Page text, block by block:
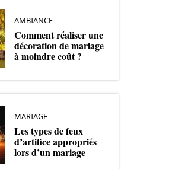
AMBIANCE
Comment réaliser une
décoration de mariage
à moindre coût ?
MARIAGE
Les types de feux
d’artifice appropriés
lors d’un mariage